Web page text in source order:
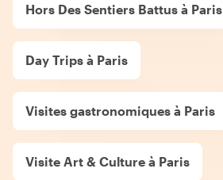
Hors Des Sentiers Battus à Paris
Day Trips à Paris
Visites gastronomiques à Paris
Visite Art & Culture à Paris